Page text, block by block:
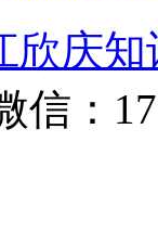
欣庆
信：